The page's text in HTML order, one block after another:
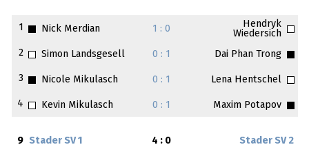
1 Nick Merdian 1 : 0
Hendryk
Wiedersich
2
Simon Landsgesell 0 : 1 Dai Phan Trong
3 Nicole Mikulasch 0 : 1 Lena Hentschel
4 Kevin Mikulasch 0 : 1 Maxim Potapov
9 Stader SV 1 4 : 0 Stader SV 2